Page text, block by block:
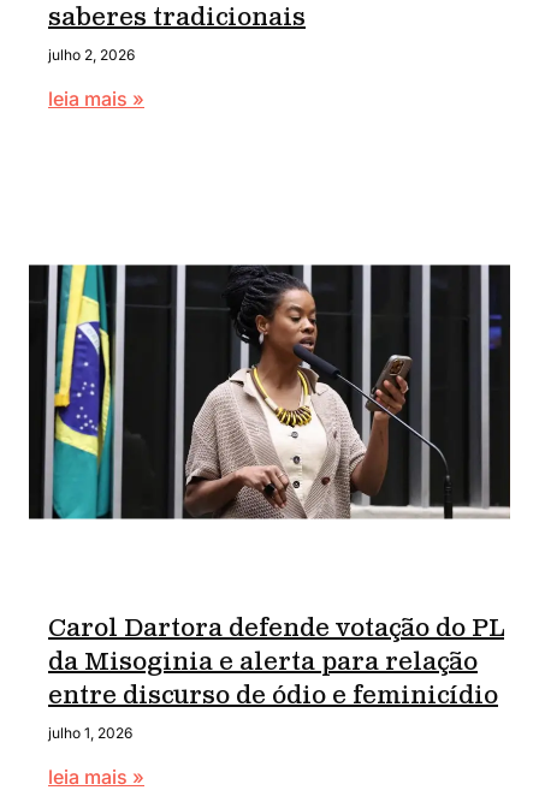
saberes tradicionais
julho 2, 2026
leia mais »
Carol Dartora defende votação do PL
da Misoginia e alerta para relação
entre discurso de ódio e feminicídio
julho 1, 2026
leia mais »